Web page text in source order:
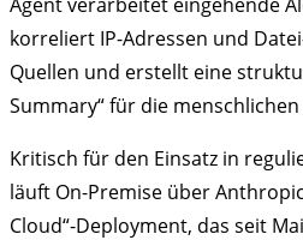
korreliert IP-Adressen und
Quellen und erstellt eine
Summary“ für die
Kritisch für den Einsatz in
läuft On-Premise über
Cloud“-Deployment, das seit